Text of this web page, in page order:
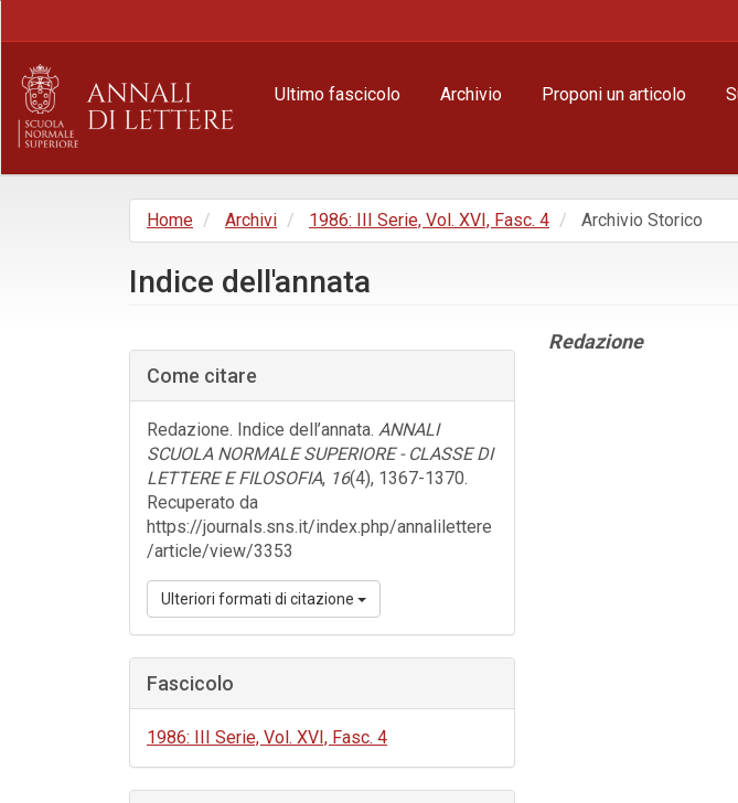
principale
Barra
laterale
Ultimo fascicolo Archivio Proponi un articolo
Home Archivi 1986: III Serie, Vol. XVI, Fasc. 4 Archivio Storico
Indice dell'annata
laterale
dell'articolo
Come citare
Redazione. Indice dell’annata. ANNALI
SCUOLA NORMALE SUPERIORE - CLASSE DI
LETTERE E FILOSOFIA, 16(4), 1367-1370.
Recuperato da
https://journals.sns.it/index.php/annalilettere
/article/view/3353
Ulteriori formati di citazione
Fascicolo
1986: III Serie, Vol. XVI, Fasc. 4
Contenuto
Redazione